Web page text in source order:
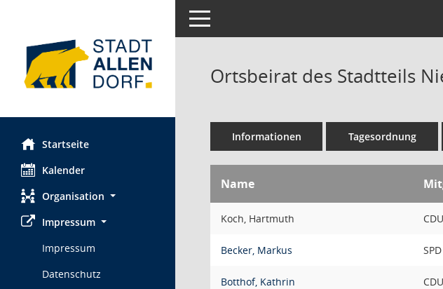
Startseite
Kalender
Organisation
Impressum
Impressum
Datenschutz
Toggle navigation
Ortsbeirat des Stadtteils
Informationen Tagesordnung
Name
Koch, Hartmuth CDU
Becker, Markus SPD
Botthof, Kathrin CDU